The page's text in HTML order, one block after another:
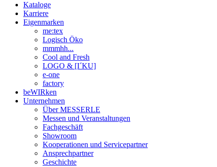
Kataloge
Karriere
Eigenmarken
me:tex
Logisch Öko
mmmhh...
Cool and Fresh
LOGO & [I´KU]
e-one
factory
beWIRken
Unternehmen
Über MESSERLE
Messen und Veranstaltungen
Fachgeschäft
Showroom
Kooperationen und Servicepartner
Ansprechpartner
Geschichte